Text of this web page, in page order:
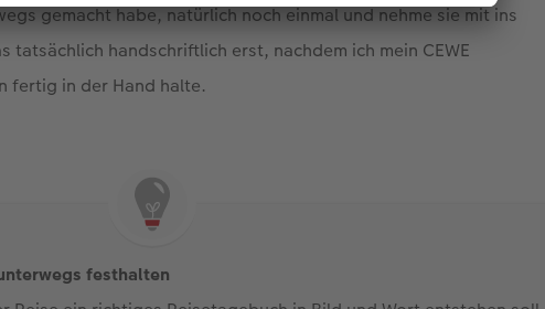
gemacht habe, natürlich noch einmal und nehme sie mit ins
tatsächlich handschriftlich erst, nachdem ich mein CEWE
fertig in der Hand halte.
festhalten